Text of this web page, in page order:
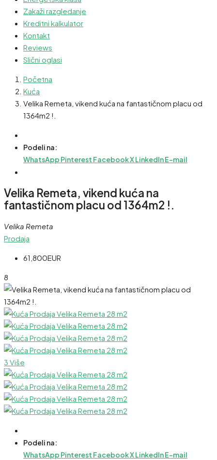
Zakaži razgledanje
Kreditni kalkulator
Kontakt
Reviews
Slični oglasi
Početna
Kuća
Velika Remeta, vikend kuća na fantastičnom placu od
1364m2 !.
Podeli na:
WhatsApp Pinterest FacebookXLinkedInE-mail
Velika Remeta, vikend kuća na
fantastičnom placu od 1364m2 !.
Velika Remeta
Prodaja
61,800EUR
8
3 Više
Podeli na:
WhatsApp Pinterest FacebookXLinkedInE-mail